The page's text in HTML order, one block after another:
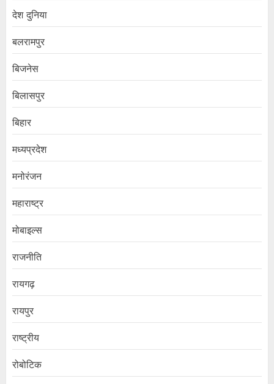
देश दुनिया
बलरामपुर
बिजनेस
बिलासपुर
बिहार
मध्यप्रदेश
मनोरंजन
महाराष्ट्र
मोबाइल्स
राजनीति
रायगढ़
रायपुर
राष्ट्रीय
रोबोटिक